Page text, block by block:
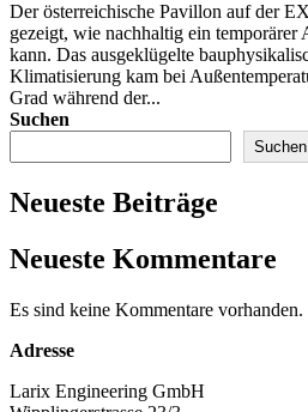
Der österreichische Pavillon auf der
gezeigt, wie nachhaltig ein temporärer
kann. Das ausgeklügelte
Klimatisierung kam bei
Grad während der...
Suchen
Suchen
Neueste Beiträge
Neueste Kommentare
Es sind keine Kommentare vorhanden.
Adresse
Larix Engineering GmbH